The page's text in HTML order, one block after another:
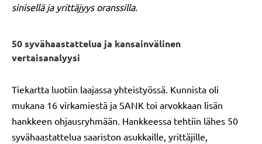
sinisellä ja yrittäjyys oranssilla.
50 syvähaastattelua ja kansainvälinen
vertaisanalyysi
Tiekartta luotiin laajassa yhteistyössä. Kunnista oli
mukana 16 virkamiestä ja SANK toi arvokkaan lisän
hankkeen ohjausryhmään. Hankkeessa tehtiin lähes 50
syvähaastattelua saariston asukkaille, yrittäjille,